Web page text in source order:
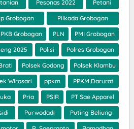
Pesonas 2022 Petani
Grobogan Pilkada Grobogan
PKB Grobogan PLN PMI Grobogan
2025 Polisi Polres Grobogan
Polsek Godong Polsek Klambu
Wirosari ppkm PPKM Darurat
Pria PSIR PT Sae Apparel
Purwodadi Puting Beliung